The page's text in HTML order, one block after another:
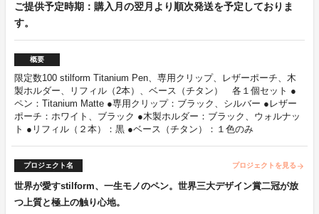
ご提供予定時期：購入月の翌月より順次発送を予定しておりま
す。
概要
限定数100 stilform Titanium Pen、専用クリップ、レザーポーチ、木
製ホルダー、リフィル（2本）、ベース（チタン） 各１個セット ●
ペン：Titanium Matte ●専用クリップ：ブラック、シルバー ●レザー
ポーチ：ホワイト、ブラック ●木製ホルダー：ブラック、ウォルナッ
ト ●リフィル（２本）：黒 ●ベース（チタン）：１色のみ
プロジェクト名 プロジェクトを見る arrow_forward
世界が愛すstilform、一生モノのペン。世界三大デザイン賞二冠が放
つ上質と極上の触り心地。